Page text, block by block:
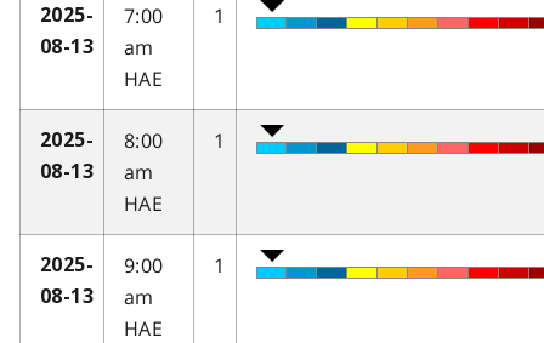
2025-
08-13
7:00
am
HAE
1
2025-
08-13
8:00
am
HAE
1
2025-
08-13
9:00
am
HAE
1